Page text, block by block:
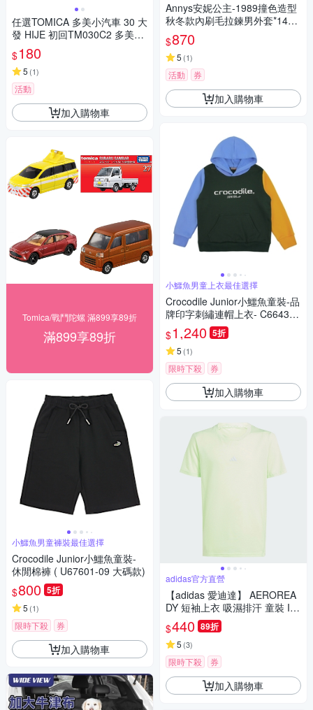
任選TOMICA 多美小汽車 30 大
發 HIJE 初回TM030C2 多美小
汽車
$180
5 (1)
活動
加入購物車
Tomica/戰鬥陀螺 滿899享89折
滿899享89折
小鱷魚男童褲裝最佳選擇
Crocodile Junior小鱷魚童裝-
休閒棉褲 ( U67601-09 大碼款)
$800 5折
5 (1)
限時下殺 券
加入購物車
Annys安妮公主-1989撞色造型
秋冬款內刷毛拉鍊男外套*1499
藍色
$870
5 (1)
活動 券
加入購物車
小鱷魚男童上衣最佳選擇
Crocodile Junior小鱷魚童裝-品
牌印字刺繡連帽上衣- C66430-
04 小童版
$1,240 5折
5 (1)
限時下殺 券
加入購物車
adidas官方直營
【adidas 愛迪達】 AEROREA
DY 短袖上衣 吸濕排汗 童裝 IR
6463
$440 89折
5 (3)
限時下殺 券
加入購物車